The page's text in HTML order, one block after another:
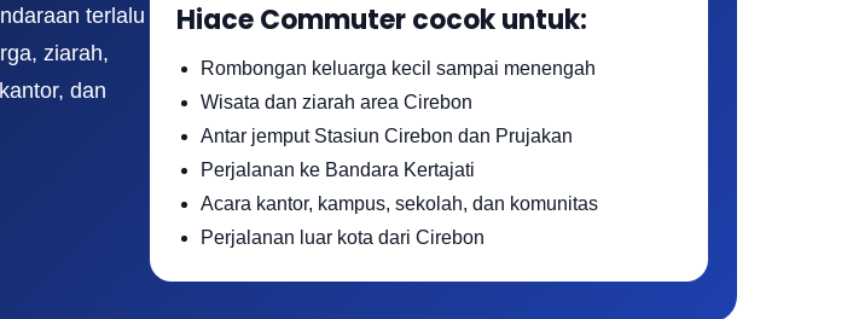
terlalu
ziarah,
dan
Hiace Commuter cocok untuk:
Rombongan keluarga kecil sampai menengah
Wisata dan ziarah area Cirebon
Antar jemput Stasiun Cirebon dan Prujakan
Perjalanan ke Bandara Kertajati
Acara kantor, kampus, sekolah, dan komunitas
Perjalanan luar kota dari Cirebon